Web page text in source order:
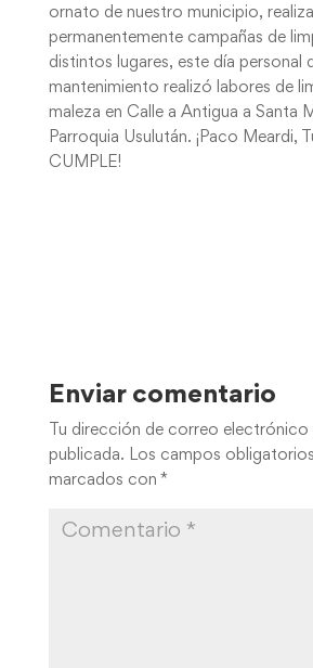
ornato de nuestro municipio, realiza
permanentemente campañas de
distintos lugares, este día personal
mantenimiento realizó labores de
maleza en Calle a Antigua a Santa
Parroquia Usulután. ¡Paco Meardi,
CUMPLE!
Enviar comentario
Tu dirección de correo electrónico
publicada.
Los campos
marcados con *